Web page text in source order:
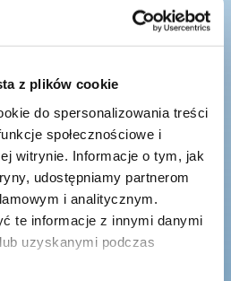
z plików cookie
do spersonalizowania treści
społecznościowe i
witrynie. Informacje o tym, jak
udostępniamy partnerom
i analitycznym.
te informacje z innymi danymi
uzyskanymi podczas